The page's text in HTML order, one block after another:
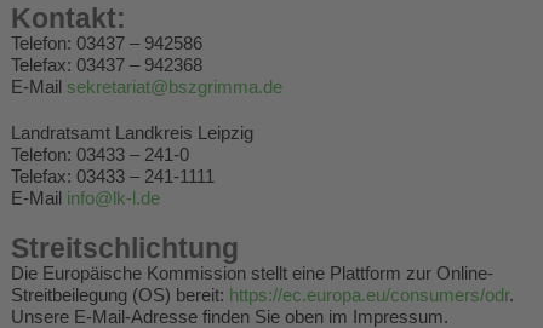
News
Kontakt
Kontakt:
Telefon: 03437 – 942586
Telefax: 03437 – 942368
E-Mail sekretariat@bszgrimma.de
Landratsamt Landkreis Leipzig
Telefon: 03433 – 241-0
Telefax: 03433 – 241-1111
E-Mail info@lk-l.de
Streitschlichtung
Die Europäische Kommission stellt eine Plattform zur Online-
Streitbeilegung (OS) bereit: https://ec.europa.eu/consumers/odr.
Unsere E-Mail-Adresse finden Sie oben im Impressum.